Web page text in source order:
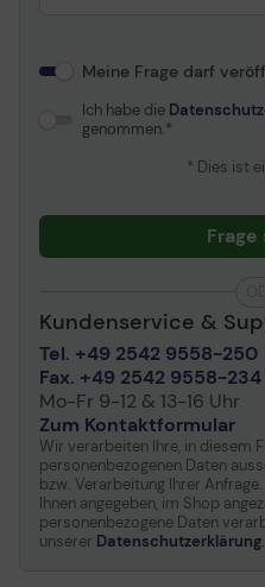
Meine Frage darf
Ich habe die
genommen.
* Dies ist
Kundenservice &
Tel. +49 2542 9558-250
Fax. +49 2542 9558-234
Mo-Fr 9-12 & 13-16 Uhr
Zum Kontaktformular
Wir verarbeiten Ihre, in diesem
personenbezogenen Daten
bzw. Verarbeitung Ihrer
Ihnen angegeben, im Shop
personenbezogene Daten
unserer Datenschutzerklärung.